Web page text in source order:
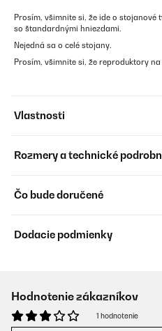
Prosím, všimnite si, že ide o
so štandardnými hniezdami.
Nejedná sa o celé stojany.
Prosím, všimnite si, že reproduktory
Vlastnosti
Rozmery a technické
Čo bude doručené
Dodacie podmienky
Hodnotenie zákazníkov
1 hodnotenie